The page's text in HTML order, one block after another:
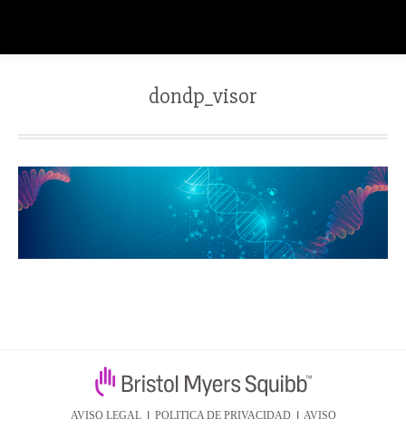
dondp_visor
AVISO LEGAL POLITICA DE PRIVACIDAD
AVISO